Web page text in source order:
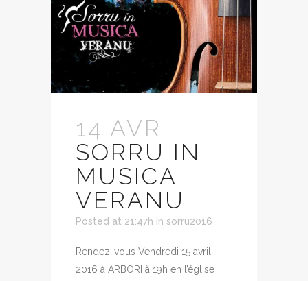
14 AVR
SORRU IN
MUSICA
VERANU
Posted at 21:47h in sorru2016
Rendez-vous Vendredi 15 avril
2016 à ARBORI à 19h en l’église